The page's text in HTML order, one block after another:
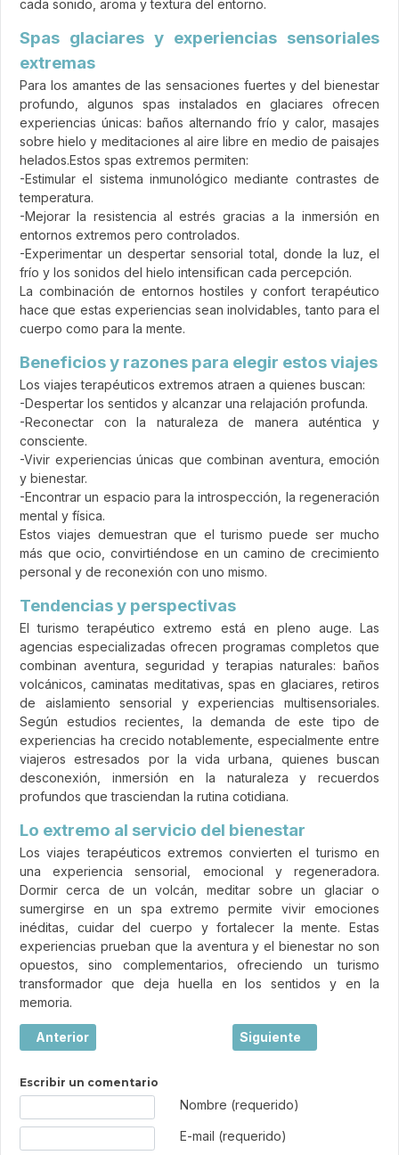
cada sonido, aroma y textura del entorno.
Spas glaciares y experiencias sensoriales
extremas
Para los amantes de las sensaciones fuertes y del bienestar
profundo, algunos spas instalados en glaciares ofrecen
experiencias únicas: baños alternando frío y calor, masajes
sobre hielo y meditaciones al aire libre en medio de paisajes
helados.Estos spas extremos permiten:
-Estimular el sistema inmunológico mediante contrastes de
temperatura.
-Mejorar la resistencia al estrés gracias a la inmersión en
entornos extremos pero controlados.
-Experimentar un despertar sensorial total, donde la luz, el
frío y los sonidos del hielo intensifican cada percepción.
La combinación de entornos hostiles y confort terapéutico
hace que estas experiencias sean inolvidables, tanto para el
cuerpo como para la mente.
Beneficios y razones para elegir estos viajes
Los viajes terapéuticos extremos atraen a quienes buscan:
-Despertar los sentidos y alcanzar una relajación profunda.
-Reconectar con la naturaleza de manera auténtica y
consciente.
-Vivir experiencias únicas que combinan aventura, emoción
y bienestar.
-Encontrar un espacio para la introspección, la regeneración
mental y física.
Estos viajes demuestran que el turismo puede ser mucho
más que ocio, convirtiéndose en un camino de crecimiento
personal y de reconexión con uno mismo.
Tendencias y perspectivas
El turismo terapéutico extremo está en pleno auge. Las
agencias especializadas ofrecen programas completos que
combinan aventura, seguridad y terapias naturales: baños
volcánicos, caminatas meditativas, spas en glaciares, retiros
de aislamiento sensorial y experiencias multisensoriales.
Según estudios recientes, la demanda de este tipo de
experiencias ha crecido notablemente, especialmente entre
viajeros estresados por la vida urbana, quienes buscan
desconexión, inmersión en la naturaleza y recuerdos
profundos que trasciendan la rutina cotidiana.
Lo extremo al servicio del bienestar
Los viajes terapéuticos extremos convierten el turismo en
una experiencia sensorial, emocional y regeneradora.
Dormir cerca de un volcán, meditar sobre un glaciar o
sumergirse en un spa extremo permite vivir emociones
inéditas, cuidar del cuerpo y fortalecer la mente. Estas
experiencias prueban que la aventura y el bienestar no son
opuestos, sino complementarios, ofreciendo un turismo
transformador que deja huella en los sentidos y en la
memoria.
Artículo anterior: Viajes “anti-turísticos”: la aventura
Anterior Artículo siguiente:
Siguiente
Escribir un comentario
Nombre (requerido)
E-mail (requerido)